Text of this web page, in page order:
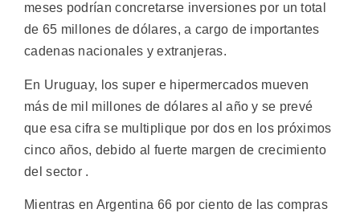
meses podrían concretarse inversiones por un total
de 65 millones de dólares, a cargo de importantes
cadenas nacionales y extranjeras.
En Uruguay, los super e hipermercados mueven
más de mil millones de dólares al año y se prevé
que esa cifra se multiplique por dos en los próximos
cinco años, debido al fuerte margen de crecimiento
del sector .
Mientras en Argentina 66 por ciento de las compras